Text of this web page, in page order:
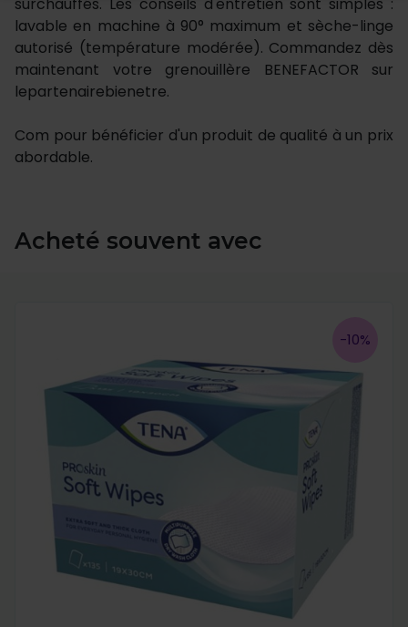
lavable en machine à 90° maximum et sèche-linge
autorisé (température modérée). Commandez dès
maintenant votre grenouillère BENEFACTOR sur
lepartenairebienetre.
Com pour bénéficier d'un produit de qualité à un prix
abordable.
Acheté souvent avec
-10%